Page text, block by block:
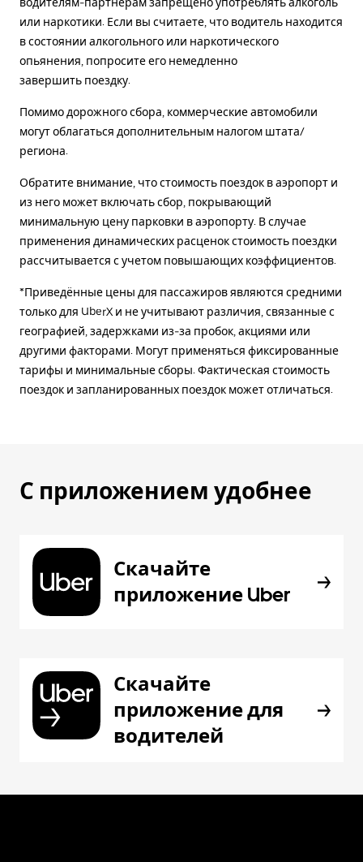
или наркотики. Если вы считаете, что водитель находится
в состоянии алкогольного или наркотического
опьянения, попросите его немедленно
завершить поездку.
Помимо дорожного сбора, коммерческие автомобили
могут облагаться дополнительным налогом штата/
региона.
Обратите внимание, что стоимость поездок в аэропорт и
из него может включать сбор, покрывающий
минимальную цену парковки в аэропорту. В случае
применения динамических расценок стоимость поездки
рассчитывается с учетом повышающих коэффициентов.
*Приведённые цены для пассажиров являются средними
только для UberX и не учитывают различия, связанные с
географией, задержками из-за пробок, акциями или
другими факторами. Могут применяться фиксированные
тарифы и минимальные сборы. Фактическая стоимость
поездок и запланированных поездок может отличаться.
С приложением удобнее
Скачайте
приложение Uber
Скачайте
приложение для
водителей